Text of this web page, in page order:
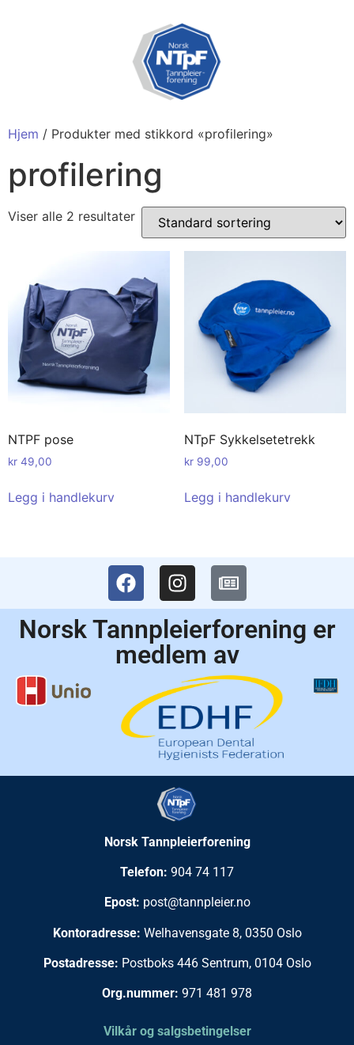
Hjem / Produkter med stikkord «profilering»
profilering
Viser alle 2 resultater
NTPF pose
kr 49,00
Legg i handlekurv
NTpF Sykkelsetetrekk
kr99,00
Legg i handlekurv
Norsk Tannpleierforening er
medlem av
Norsk Tannpleierforening
Telefon: 904 74 117
Epost: post@tannpleier.no
Kontoradresse: Welhavensgate 8, 0350 Oslo
Postadresse: Postboks 446 Sentrum, 0104 Oslo
Org.nummer: 971 481 978
Vilkår og salgsbetingelser